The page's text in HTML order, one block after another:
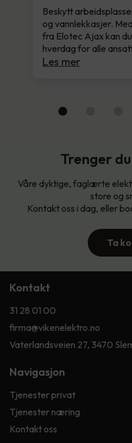
Beskytt
og vannlekkasjer.
fra Elotec Ajax kan
hverdag for alle
Les mer
Trenger
Våre dyktige, faglærte
store og
Kontakt oss i dag, eller
Ta
Kontakt
31 28 01 00
firma@vikenelektro.no
Vaterlandsveien 27, 3470
Navigasjon
Tjenester privat
Tjenester næring
Kontakt oss